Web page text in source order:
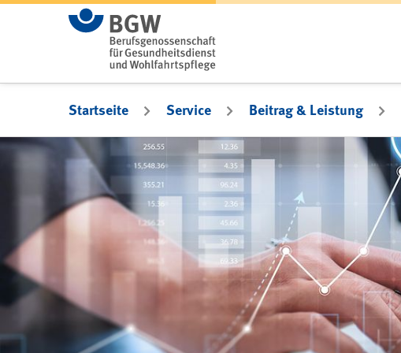
Zum Hauptinhalt springen
Startseite Service Beitrag & Leistung